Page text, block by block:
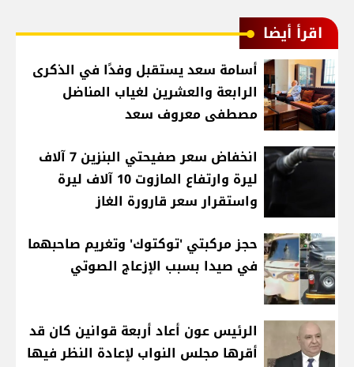
اقرأ أيضا
أسامة سعد يستقبل وفدًا في الذكرى
الرابعة والعشرين لغياب المناضل
مصطفى معروف سعد
انخفاض سعر صفيحتي البنزين 7 آلاف
ليرة وارتفاع المازوت 10 آلاف ليرة
واستقرار سعر قارورة الغاز
حجز مركبتي 'توكتوك' وتغريم صاحبهما
في صيدا بسبب الإزعاج الصوتي
الرئيس عون أعاد أربعة قوانين كان قد
أقرها مجلس النواب لإعادة النظر فيها